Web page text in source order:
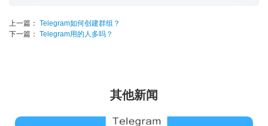
上一篇： Telegram如何创建群组？
下一篇： Telegram用的人多吗？
其他新闻